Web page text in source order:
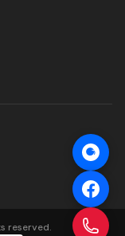
reserved.